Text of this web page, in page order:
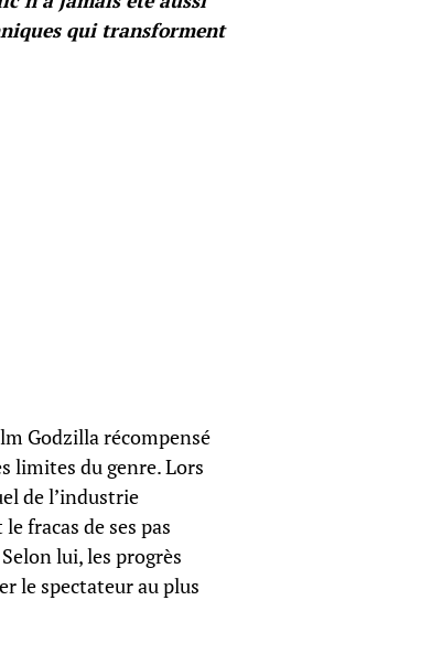
qui transforment
Godzilla récompensé
limites du genre. Lors
de l’industrie
fracas de ses pas
lui, les progrès
le spectateur au plus